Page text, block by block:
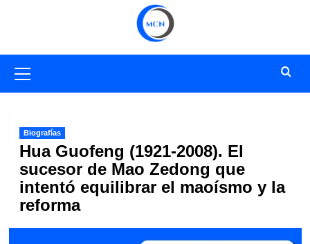
primario
Biografías
Hua Guofeng (1921-2008). El
sucesor de Mao Zedong que
intentó equilibrar el maoísmo y la
reforma